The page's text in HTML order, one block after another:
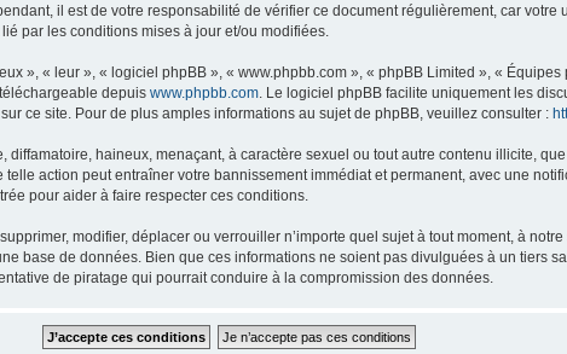
il est de votre responsabilité de vérifier ce document régulièrement, car
par les conditions mises à jour et/ou modifiées.
», « leur », « logiciel phpBB », « www.phpbb.com », « phpBB Limited », «
depuis www.phpbb.com. Le logiciel phpBB facilite uniquement les
ce site. Pour de plus amples informations au sujet de phpBB, veuillez consulter :
haineux, menaçant, à caractère sexuel ou tout autre contenu illicite,
action peut entraîner votre bannissement immédiat et permanent, avec une
pour aider à faire respecter ces conditions.
modifier, déplacer ou verrouiller n’importe quel sujet à tout moment, à
base de données. Bien que ces informations ne soient pas divulguées à un tiers
de piratage qui pourrait conduire à la compromission des données.